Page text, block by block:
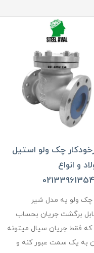
چک ولو استیل
و انواع
ولو یه مدل شیر
برگشت جریان بحساب
که فقط جریان سیال میتونه
به یک سمت عبور کنه و